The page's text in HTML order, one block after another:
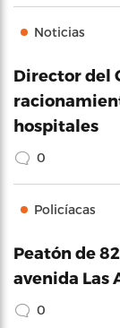
Noticias
Director del
hospitales
0
Policíacas
Peatón de
avenida Las
0